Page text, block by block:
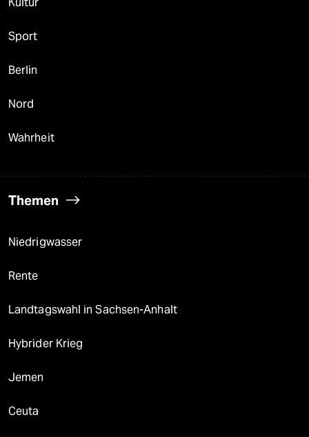
Kultur
Sport
Berlin
Nord
Wahrheit
Themen
Niedrigwasser
Rente
Landtagswahl in Sachsen-Anhalt
Hybrider Krieg
Jemen
Ceuta